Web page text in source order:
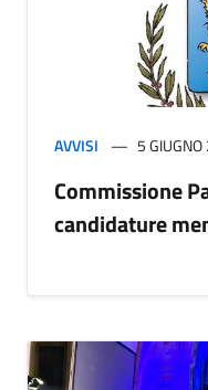
AVVISI 5
Commissione
candidature